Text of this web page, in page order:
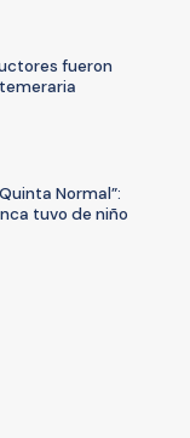
fueron
Normal”:
tuvo de niño